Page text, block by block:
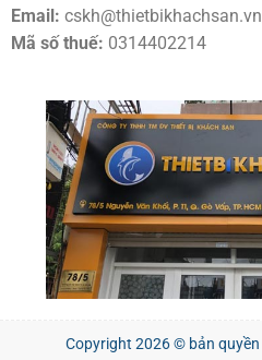
Email: cskh@thietbikhachsan.vn
Mã số thuế: 0314402214
Copyright 2026 © bản quyền